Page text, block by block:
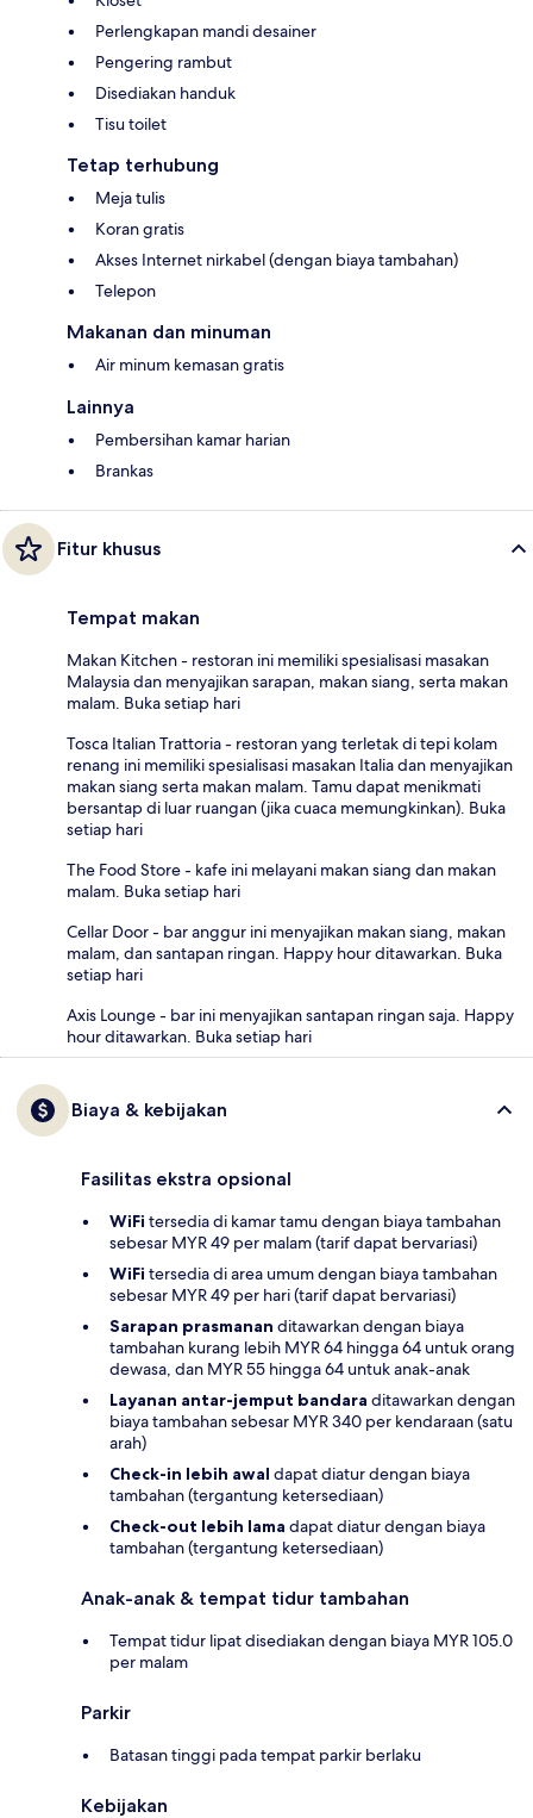
Perlengkapan mandi desainer
Pengering rambut
Disediakan handuk
Tisu toilet
Tetap terhubung
Meja tulis
Koran gratis
Akses Internet nirkabel (dengan biaya tambahan)
Telepon
Makanan dan minuman
Air minum kemasan gratis
Lainnya
Pembersihan kamar harian
Brankas
Fitur khusus
Tempat makan
Makan Kitchen - restoran ini memiliki spesialisasi masakan
Malaysia dan menyajikan sarapan, makan siang, serta makan
malam. Buka setiap hari
Tosca Italian Trattoria - restoran yang terletak di tepi kolam
renang ini memiliki spesialisasi masakan Italia dan menyajikan
makan siang serta makan malam. Tamu dapat menikmati
bersantap di luar ruangan (jika cuaca memungkinkan). Buka
setiap hari
The Food Store - kafe ini melayani makan siang dan makan
malam. Buka setiap hari
Cellar Door - bar anggur ini menyajikan makan siang, makan
malam, dan santapan ringan. Happy hour ditawarkan. Buka
setiap hari
Axis Lounge - bar ini menyajikan santapan ringan saja. Happy
hour ditawarkan. Buka setiap hari
Biaya & kebijakan
Fasilitas ekstra opsional
WiFi tersedia di kamar tamu dengan biaya tambahan
sebesar MYR 49 per malam (tarif dapat bervariasi)
WiFi tersedia di area umum dengan biaya tambahan
sebesar MYR 49 per hari (tarif dapat bervariasi)
Sarapan prasmanan ditawarkan dengan biaya
tambahan kurang lebih MYR 64 hingga 64 untuk orang
dewasa, dan MYR 55 hingga 64 untuk anak-anak
Layanan antar-jemput bandara ditawarkan dengan
biaya tambahan sebesar MYR 340 per kendaraan (satu
arah)
Check-in lebih awal dapat diatur dengan biaya
tambahan (tergantung ketersediaan)
Check-out lebih lama dapat diatur dengan biaya
tambahan (tergantung ketersediaan)
Anak-anak & tempat tidur tambahan
Tempat tidur lipat disediakan dengan biaya MYR 105.0
per malam
Parkir
Batasan tinggi pada tempat parkir berlaku
Kebijakan